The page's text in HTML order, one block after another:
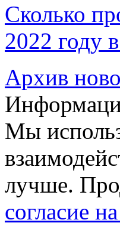
Сколько
2022 году
Архив
Мы
лучше.
согласие